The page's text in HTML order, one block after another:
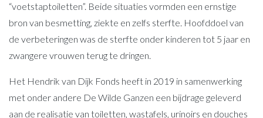
“voetstaptoiletten”. Beide situaties vormden een ernstige
bron van besmetting, ziekte en zelfs sterfte. Hoofddoel van
de verbeteringen was de sterfte onder kinderen tot 5 jaar en
zwangere vrouwen terug te dringen.
Het Hendrik van Dijk Fonds heeft in 2019 in samenwerking
met onder andere De Wilde Ganzen een bijdrage geleverd
aan de realisatie van toiletten, wastafels, urinoirs en douches